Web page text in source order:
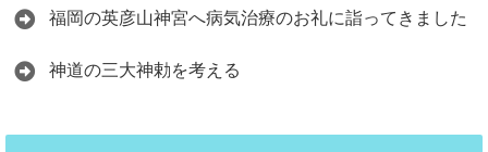
福岡の英彦山神宮へ病気治療のお礼に詣ってきました
神道の三大神勅を考える